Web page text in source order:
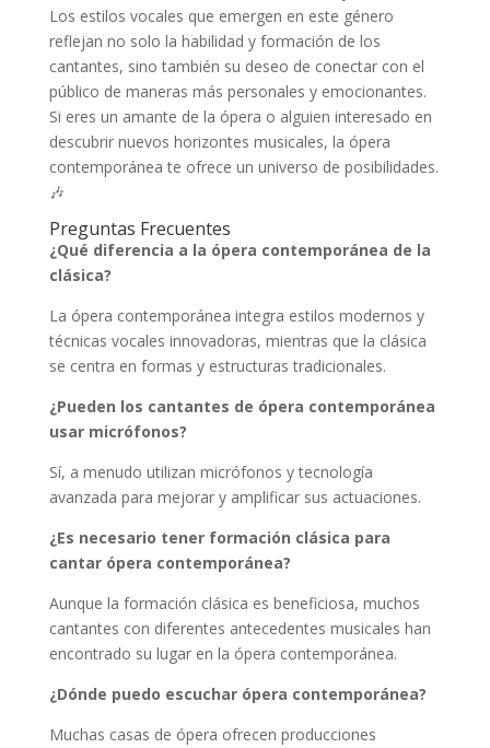
Los estilos vocales que emergen en este género
reflejan no solo la habilidad y formación de los
cantantes, sino también su deseo de conectar con el
público de maneras más personales y emocionantes.
Si eres un amante de la ópera o alguien interesado en
descubrir nuevos horizontes musicales, la ópera
contemporánea te ofrece un universo de posibilidades.
🎶
Preguntas Frecuentes
¿Qué diferencia a la ópera contemporánea de la
clásica?
La ópera contemporánea integra estilos modernos y
técnicas vocales innovadoras, mientras que la clásica
se centra en formas y estructuras tradicionales.
¿Pueden los cantantes de ópera contemporánea
usar micrófonos?
Sí, a menudo utilizan micrófonos y tecnología
avanzada para mejorar y amplificar sus actuaciones.
¿Es necesario tener formación clásica para
cantar ópera contemporánea?
Aunque la formación clásica es beneficiosa, muchos
cantantes con diferentes antecedentes musicales han
encontrado su lugar en la ópera contemporánea.
¿Dónde puedo escuchar ópera contemporánea?
Muchas casas de ópera ofrecen producciones